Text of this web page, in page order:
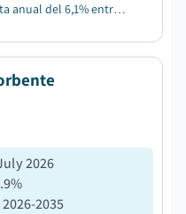
anual del 6,1% entre
2026
%
2026-2035